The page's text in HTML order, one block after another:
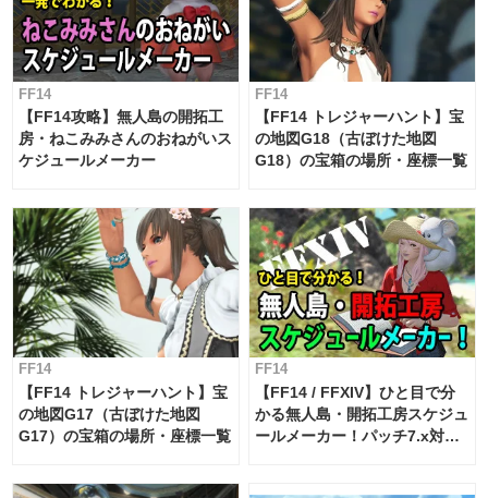
FF14
【FF14攻略】無人島の開拓工
房・ねこみみさんのおねがいス
ケジュールメーカー
FF14
【FF14 トレジャーハント】宝
の地図G18（古ぼけた地図
G18）の宝箱の場所・座標一覧
FF14
【FF14 トレジャーハント】宝
の地図G17（古ぼけた地図
G17）の宝箱の場所・座標一覧
FF14
【FF14 / FFXIV】ひと目で分
かる無人島・開拓工房スケジュ
ールメーカー！パッチ7.x対応